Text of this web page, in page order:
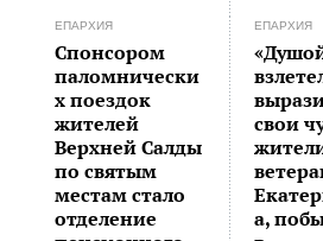
ЕПАРХИЯ
Спонсором
паломнически
х поездок
жителей
Верхней Салды
по святым
местам стало
отделение
ЕПАРХИЯ
свои
а,